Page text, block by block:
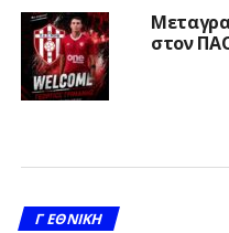
στον
Γ ΕΘΝΙΚΉ